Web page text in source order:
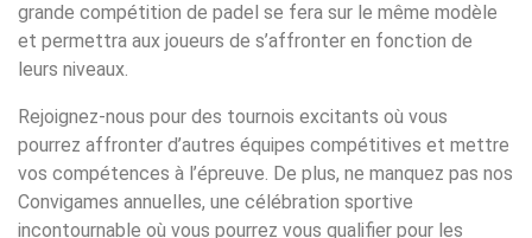
grande compétition de padel se fera sur le même modèle
et permettra aux joueurs de s’affronter en fonction de
leurs niveaux.
Rejoignez-nous pour des tournois excitants où vous
pourrez affronter d’autres équipes compétitives et mettre
vos compétences à l’épreuve. De plus, ne manquez pas nos
Convigames annuelles, une célébration sportive
incontournable où vous pourrez vous qualifier pour les